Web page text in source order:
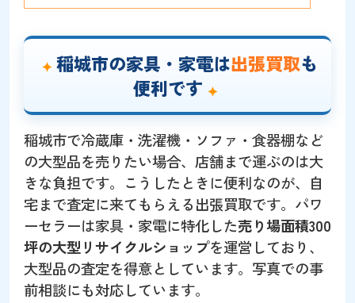
稲城市の家具・家電は出張買取も
便利です
稲城市で冷蔵庫・洗濯機・ソファ・食器棚など
の大型品を売りたい場合、店舗まで運ぶのは大
きな負担です。こうしたときに便利なのが、自
宅まで査定に来てもらえる出張買取です。パワ
ーセラーは家具・家電に特化した売り場面積300
坪の大型リサイクルショップを運営しており、
大型品の査定を得意としています。写真での事
前相談にも対応しています。